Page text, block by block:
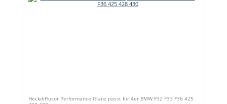
Heckdiffusor Performance Glanz passt für 4er BMW F32 F33 F36 425